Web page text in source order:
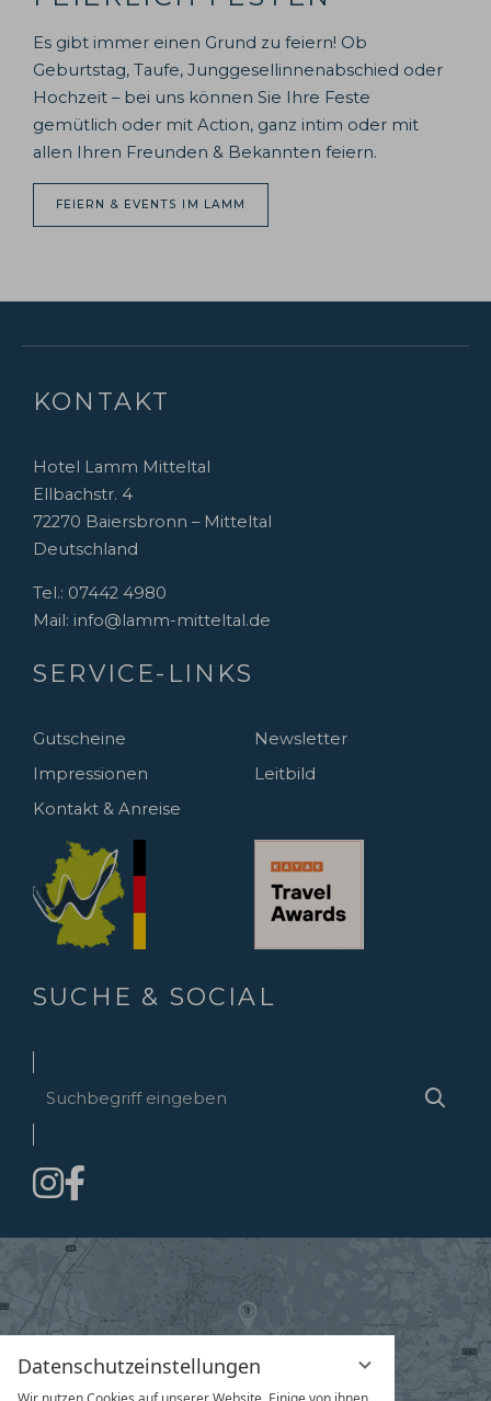
Datenschutzeinstellungen
Es gibt immer einen Grund zu feiern! Ob
Geburtstag, Taufe, Junggesellinnenabschied oder
Hochzeit – bei uns können Sie Ihre Feste
gemütlich oder mit Action, ganz intim oder mit
allen Ihren Freunden & Bekannten feiern.
FEIERN & EVENTS IM LAMM
KONTAKT
Hotel Lamm Mitteltal
Ellbachstr. 4
72270 Baiersbronn – Mitteltal
Deutschland
Tel.: 07442 4980
Mail: info@lamm-mitteltal.de
SERVICE-LINKS
Gutscheine
Impressionen
Kontakt & Anreise
Newsletter
Leitbild
SUCHE & SOCIAL
Suchbegriff